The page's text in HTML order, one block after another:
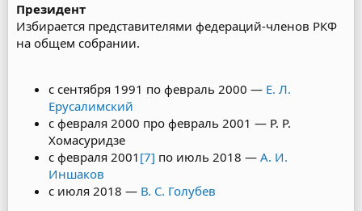
Президент
Избирается представителями федераций-членов РКФ
на общем собрании.
с сентября 1991 по февраль 2000 — Е. Л.
Ерусалимский
с февраля 2000 про февраль 2001 — Р. Р.
Хомасуридзе
с февраля 2001 [7] по июль 2018 — А. И.
Иншаков
c июля 2018 — В. С. Голубев